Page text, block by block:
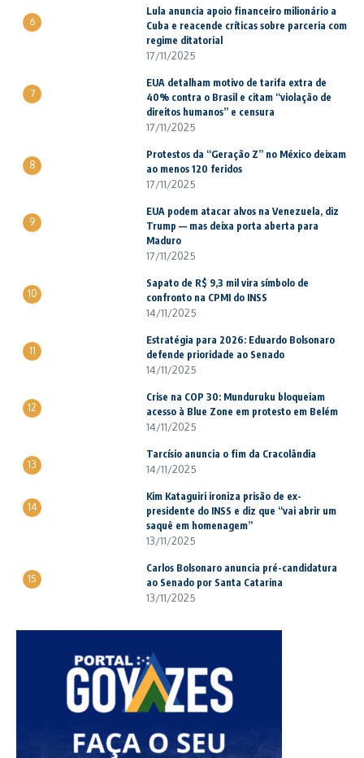
6
Lula anuncia apoio financeiro milionário a
Cuba e reacende críticas sobre parceria com
regime ditatorial
17/11/2025
7
EUA detalham motivo de tarifa extra de
40% contra o Brasil e citam “violação de
direitos humanos” e censura
17/11/2025
8
Protestos da “Geração Z” no México deixam
ao menos 120 feridos
17/11/2025
9
EUA podem atacar alvos na Venezuela, diz
Trump — mas deixa porta aberta para
Maduro
17/11/2025
10
Sapato de R$ 9,3 mil vira símbolo de
confronto na CPMI do INSS
14/11/2025
11
Estratégia para 2026: Eduardo Bolsonaro
defende prioridade ao Senado
14/11/2025
12
Crise na COP 30: Munduruku bloqueiam
acesso à Blue Zone em protesto em Belém
14/11/2025
13
Tarcísio anuncia o fim da Cracolândia
14/11/2025
14
Kim Kataguiri ironiza prisão de ex-
presidente do INSS e diz que “vai abrir um
saquê em homenagem”
13/11/2025
15
Carlos Bolsonaro anuncia pré-candidatura
ao Senado por Santa Catarina
13/11/2025